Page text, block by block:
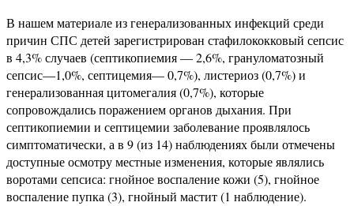
В нашем материале из генерализованных инфекций среди
причин СПС детей зарегистрирован стафилококковый сепсис
в 4,3% случаев (септикопиемия — 2,6%, грануломатозный
сепсис—1,0%, септицемия— 0,7%), листериоз (0,7%) и
генерализованная цитомегалия (0,7%), которые
сопровождались поражением органов дыхания. При
септикопиемии и септицемии заболевание проявлялось
симптоматически, а в 9 (из 14) наблюдениях были отмечены
доступные осмотру местные изменения, которые являлись
воротами сепсиса: гнойное воспаление кожи (5), гнойное
воспаление пупка (3), гнойный мастит (1 наблюдение).